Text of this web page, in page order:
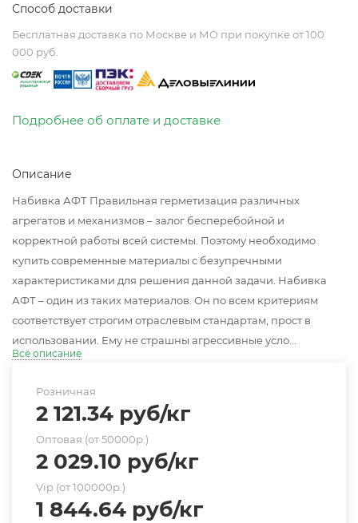
Способ доставки
Бесплатная доставка по Москве и МО при покупке от 100
000 руб.
Подробнее об оплате и доставке
Описание
Набивка АФТ Правильная герметизация различных
агрегатов и механизмов – залог бесперебойной и
корректной работы всей системы. Поэтому необходимо
купить современные материалы с безупречными
характеристиками для решения данной задачи. Набивка
АФТ – один из таких материалов. Он по всем критериям
соответствует строгим отраслевым стандартам, прост в
использовании. Ему не страшны агрессивные усло...
Всё описание
Розничная
2 121.34 руб/кг
Оптовая (от 50000р.)
2 029.10 руб/кг
Vip (от 100000р.)
1 844.64 руб/кг